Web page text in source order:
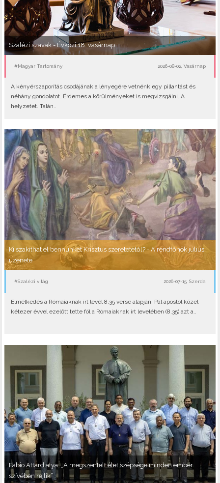
Szalézi szavak - Évközi 18. vasárnap
#Magyar Tartomány 2026-08-02, Vasárnap
A kényérszaporítás csodájának a lényegére vetnénk egy pillantást és
néhány gondolatot. Érdemes a körülményeket is megvizsgálni. A
helyzetet. Talán..
Ki szakíthat el bennünket Krisztus szeretetétől? - A rendfőnök júliusi
üzenete
#Szalézi világ 2026-07-15, Szerda
Elmélkedés a Rómaiaknak írt levél 8,35 verse alapján: Pál apostol közel
kétezer évvel ezelőtt tette föl a Rómaiaknak írt levelében (8,35) azt a..
Fabio Attard atya: „A megszentelt élet szépsége minden ember
szívében rejlik”